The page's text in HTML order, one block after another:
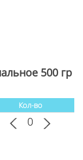
500 гр
Кол-во